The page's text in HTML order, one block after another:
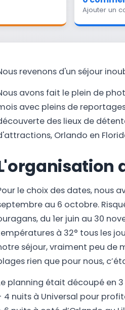
Ajouter un
revenons d'un séjour
avons fait le plein de
avec pleins de
des lieux de
Orlando en
le choix des dates, nous
au 6 octobre.
du 1er juin au 30
à 32° tous les
séjour, vraiment peu de
rien que pour nous,
planning était découpé en
4 nuits à Universal pour